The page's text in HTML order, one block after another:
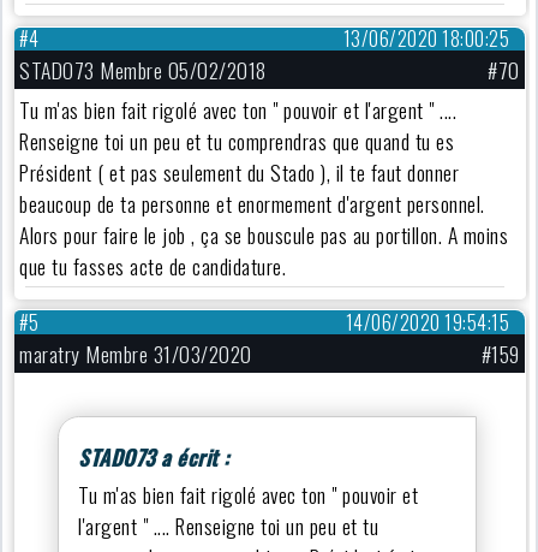
13/06/2020 18:00:25
#4
STADO73 Membre 05/02/2018
#70
Tu m'as bien fait rigolé avec ton " pouvoir et l'argent " ....
Renseigne toi un peu et tu comprendras que quand tu es
Président ( et pas seulement du Stado ), il te faut donner
beaucoup de ta personne et enormement d'argent personnel.
Alors pour faire le job , ça se bouscule pas au portillon. A moins
que tu fasses acte de candidature.
14/06/2020 19:54:15
#5
maratry Membre 31/03/2020 #159
STADO73 a écrit :
Tu m'as bien fait rigolé avec ton " pouvoir et
l'argent " .... Renseigne toi un peu et tu